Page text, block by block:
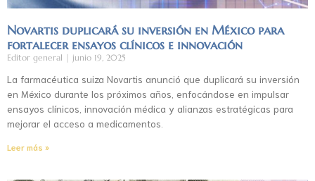
Novartis duplicará su inversión en México para
fortalecer ensayos clínicos e innovación
Editor general junio 19, 2025
La farmacéutica suiza Novartis anunció que duplicará su inversión
en México durante los próximos años, enfocándose en impulsar
ensayos clínicos, innovación médica y alianzas estratégicas para
mejorar el acceso a medicamentos.
Leer más »